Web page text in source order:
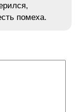
помеха.